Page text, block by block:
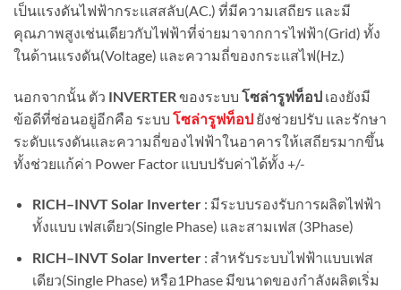
เป็นแรงดันไฟฟ้ากระแสสลับ(AC.) ที่มีความเสถียร และมี
คุณภาพสูงเช่นเดียวกับไฟฟ้าที่จ่ายมาจากการไฟฟ้า(Grid) ทั้ง
ในด้านแรงดัน(Voltage) และความถี่ของกระแสไฟ(Hz.)
นอกจากนั้น ตัว INVERTER ของระบบ โซล่ารูฟท็อป เองยังมี
ข้อดีที่ซ่อนอยู่อีกคือ ระบบ โซล่ารูฟท็อป ยังช่วยปรับ และรักษา
ระดับแรงดันและความถี่ของไฟฟ้าในอาคารให้เสถียรมากขึ้น
ทั้งช่วยแก้ค่า Power Factor แบบปรับค่าได้ทั้ง +/-
RICH–INVT Solar Inverter: มีระบบรองรับการผลิตไฟฟ้า
ทั้งแบบ เฟสเดียว(Single Phase) และสามเฟส (3Phase)
RICH–INVT Solar Inverter: สำหรับระบบไฟฟ้าแบบเฟส
เดียว(Single Phase) หรือ1Phase มีขนาดของกำลังผลิตเริ่ม